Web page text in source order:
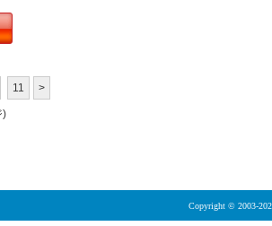
11 >
)
Copyright © 2003-